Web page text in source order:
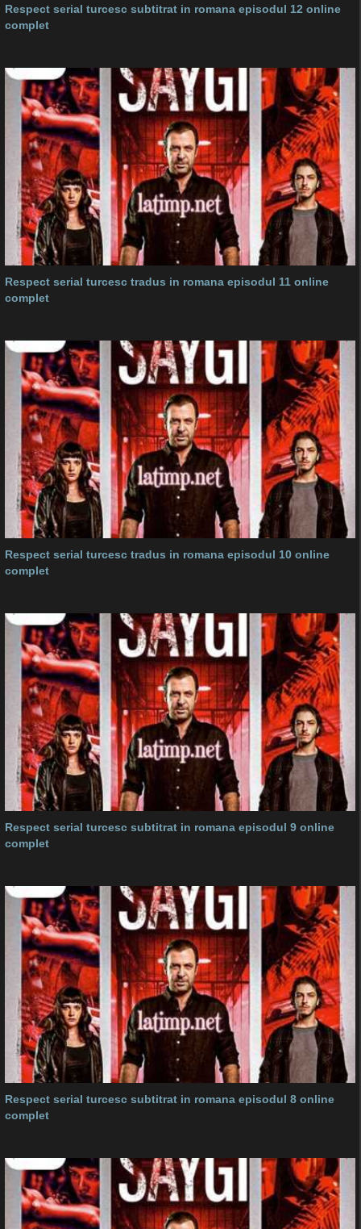
Respect serial turcesc subtitrat in romana episodul 12 online
complet
Respect serial turcesc tradus in romana episodul 11 online
complet
Respect serial turcesc tradus in romana episodul 10 online
complet
Respect serial turcesc subtitrat in romana episodul 9 online
complet
Respect serial turcesc subtitrat in romana episodul 8 online
complet